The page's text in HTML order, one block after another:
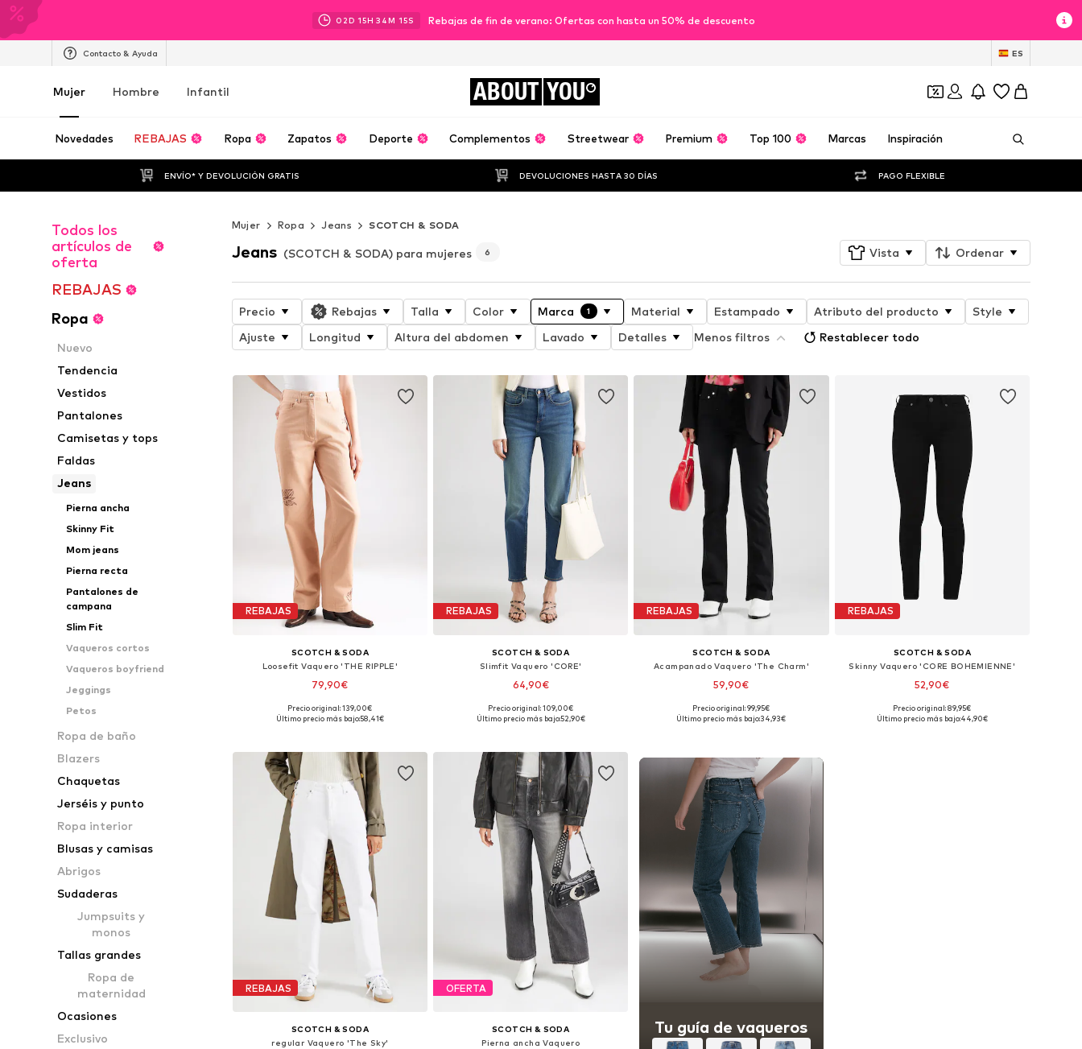
02D 15H 34M 13S Rebajas de fin de verano: Ofertas con hasta un 50% de descuento
Contacto & Ayuda ES
Mujer Hombre Infantil ABOUT YOU
Novedades REBAJAS Ropa Zapatos Deporte Complementos Streetwear Premium Top 100 Marcas Inspiración
ENVÍO* Y DEVOLUCIÓN GRATIS DEVOLUCIONES HASTA 30 DÍAS PAGO FLEXIBLE
Todos los
artículos de
oferta
REBAJAS
Ropa
Nuevo
Tendencia
Vestidos
Pantalones
Camisetas y tops
Faldas
Jeans
Pierna ancha
Skinny Fit
Mom jeans
Pierna recta
Pantalones de
campana
Slim Fit
Vaqueros cortos
Vaqueros boyfriend
Jeggings
Petos
Ropa de baño
Blazers
Chaquetas
Jerséis y punto
Ropa interior
Blusas y camisas
Abrigos
Sudaderas
Jumpsuits y
monos
Tallas grandes
Ropa de
maternidad
Ocasiones
Exclusivo
Mujer Ropa Jeans SCOTCH & SODA
Jeans (SCOTCH & SODA) para mujeres 6 Vista Ordenar
Precio Rebajas Talla Color Marca 1 Material Estampado Atributo del producto
Style
Ajuste
Longitud Altura del abdomen Lavado Detalles Menos filtros Restablecer todo
REBAJAS
SCOTCH & SODA
Loosefit Vaquero 'THE RIPPLE'
79,90€
Disponible en muchas tallas
Precio original: 139,00€
Último precio más bajo:58,41€
REBAJAS
SCOTCH & SODA
Slimfit Vaquero 'CORE'
64,90€
Precio original: 109,00€
Último precio más bajo:52,90€
REBAJAS
SCOTCH & SODA
Acampanado Vaquero 'The Charm'
59,90€
Tallas disponibles: 26 x 32, 27 x 32, 31 x 32
Precio original: 99,95€
Último precio más bajo:34,93€
REBAJAS
SCOTCH & SODA
Skinny Vaquero 'CORE BOHEMIENNE'
52,90€
Precio original: 89,95€
Último precio más bajo:44,90€
REBAJAS
SCOTCH & SODA
regular Vaquero 'The Sky'
OFERTA
SCOTCH & SODA
Pierna ancha Vaquero
Tu guía de vaqueros